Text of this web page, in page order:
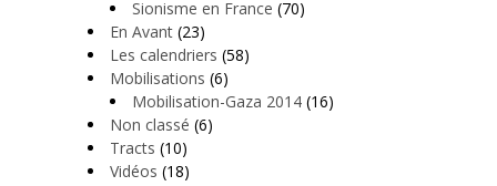
Sionisme en France (70)
En Avant (23)
Les calendriers (58)
Mobilisations (6)
Mobilisation-Gaza 2014 (16)
Non classé (6)
Tracts (10)
Vidéos (18)